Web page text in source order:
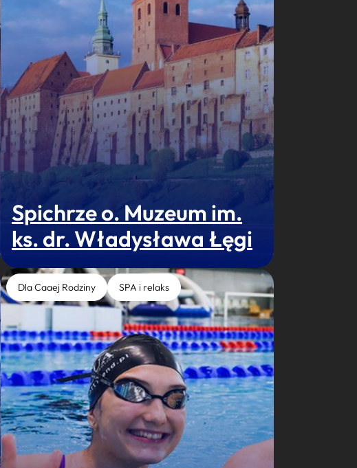
Spichrze o. Muzeum im.
ks. dr. Władysława Łęgi
Dla Caaej Rodziny SPA i relaks